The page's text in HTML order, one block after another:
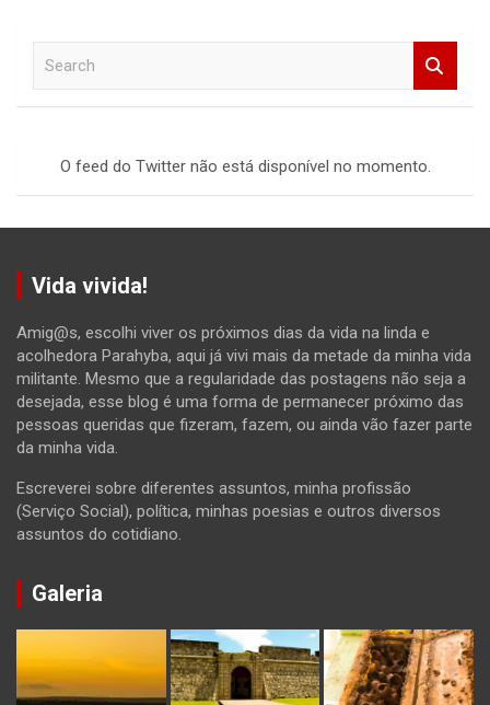
O feed do Twitter não está disponível no momento.
Vida vivida!
Amig@s, escolhi viver os próximos dias da vida na linda e
acolhedora Parahyba, aqui já vivi mais da metade da minha vida
militante. Mesmo que a regularidade das postagens não seja a
desejada, esse blog é uma forma de permanecer próximo das
pessoas queridas que fizeram, fazem, ou ainda vão fazer parte
da minha vida.
Escreverei sobre diferentes assuntos, minha profissão
(Serviço Social), política, minhas poesias e outros diversos
assuntos do cotidiano.
Galeria